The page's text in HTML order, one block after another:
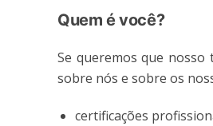
Quem é você?
Se queremos que
sobre nós e sobre os
certificações